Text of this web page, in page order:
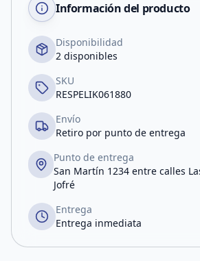
Información del producto
Disponibilidad
2 disponibles
SKU
RESPELIK061880
Envío
Retiro por punto de entrega
Punto de entrega
San Martín 1234 entre calles
Jofré
Entrega
Entrega inmediata